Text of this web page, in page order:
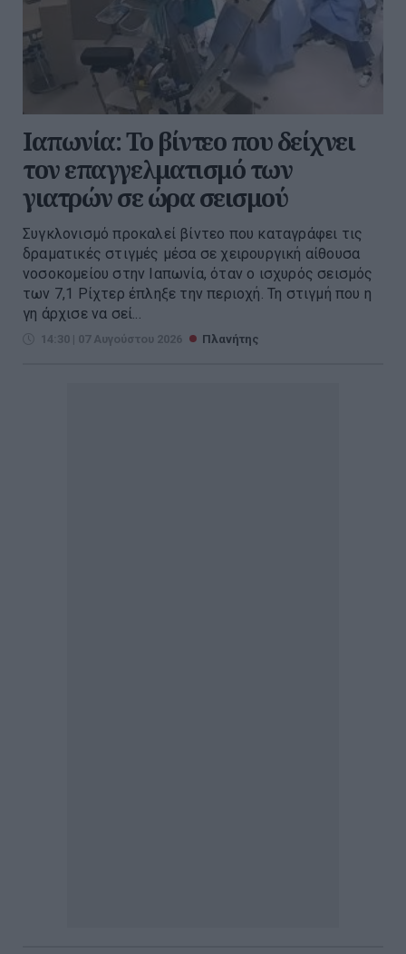
Ιαπωνία: Το βίντεο που δείχνει
τον επαγγελματισμό των
γιατρών σε ώρα σεισμού
Συγκλονισμό προκαλεί βίντεο που καταγράφει τις
δραματικές στιγμές μέσα σε χειρουργική αίθουσα
νοσοκομείου στην Ιαπωνία, όταν ο ισχυρός σεισμός
των 7,1 Ρίχτερ έπληξε την περιοχή. Τη στιγμή που η
γη άρχισε να σεί...
14:30 | 07 Αυγούστου 2026 Πλανήτης